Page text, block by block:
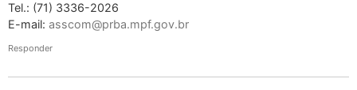
Tel.: (71) 3336-2026
E-mail: asscom@prba.mpf.gov.br
Responder